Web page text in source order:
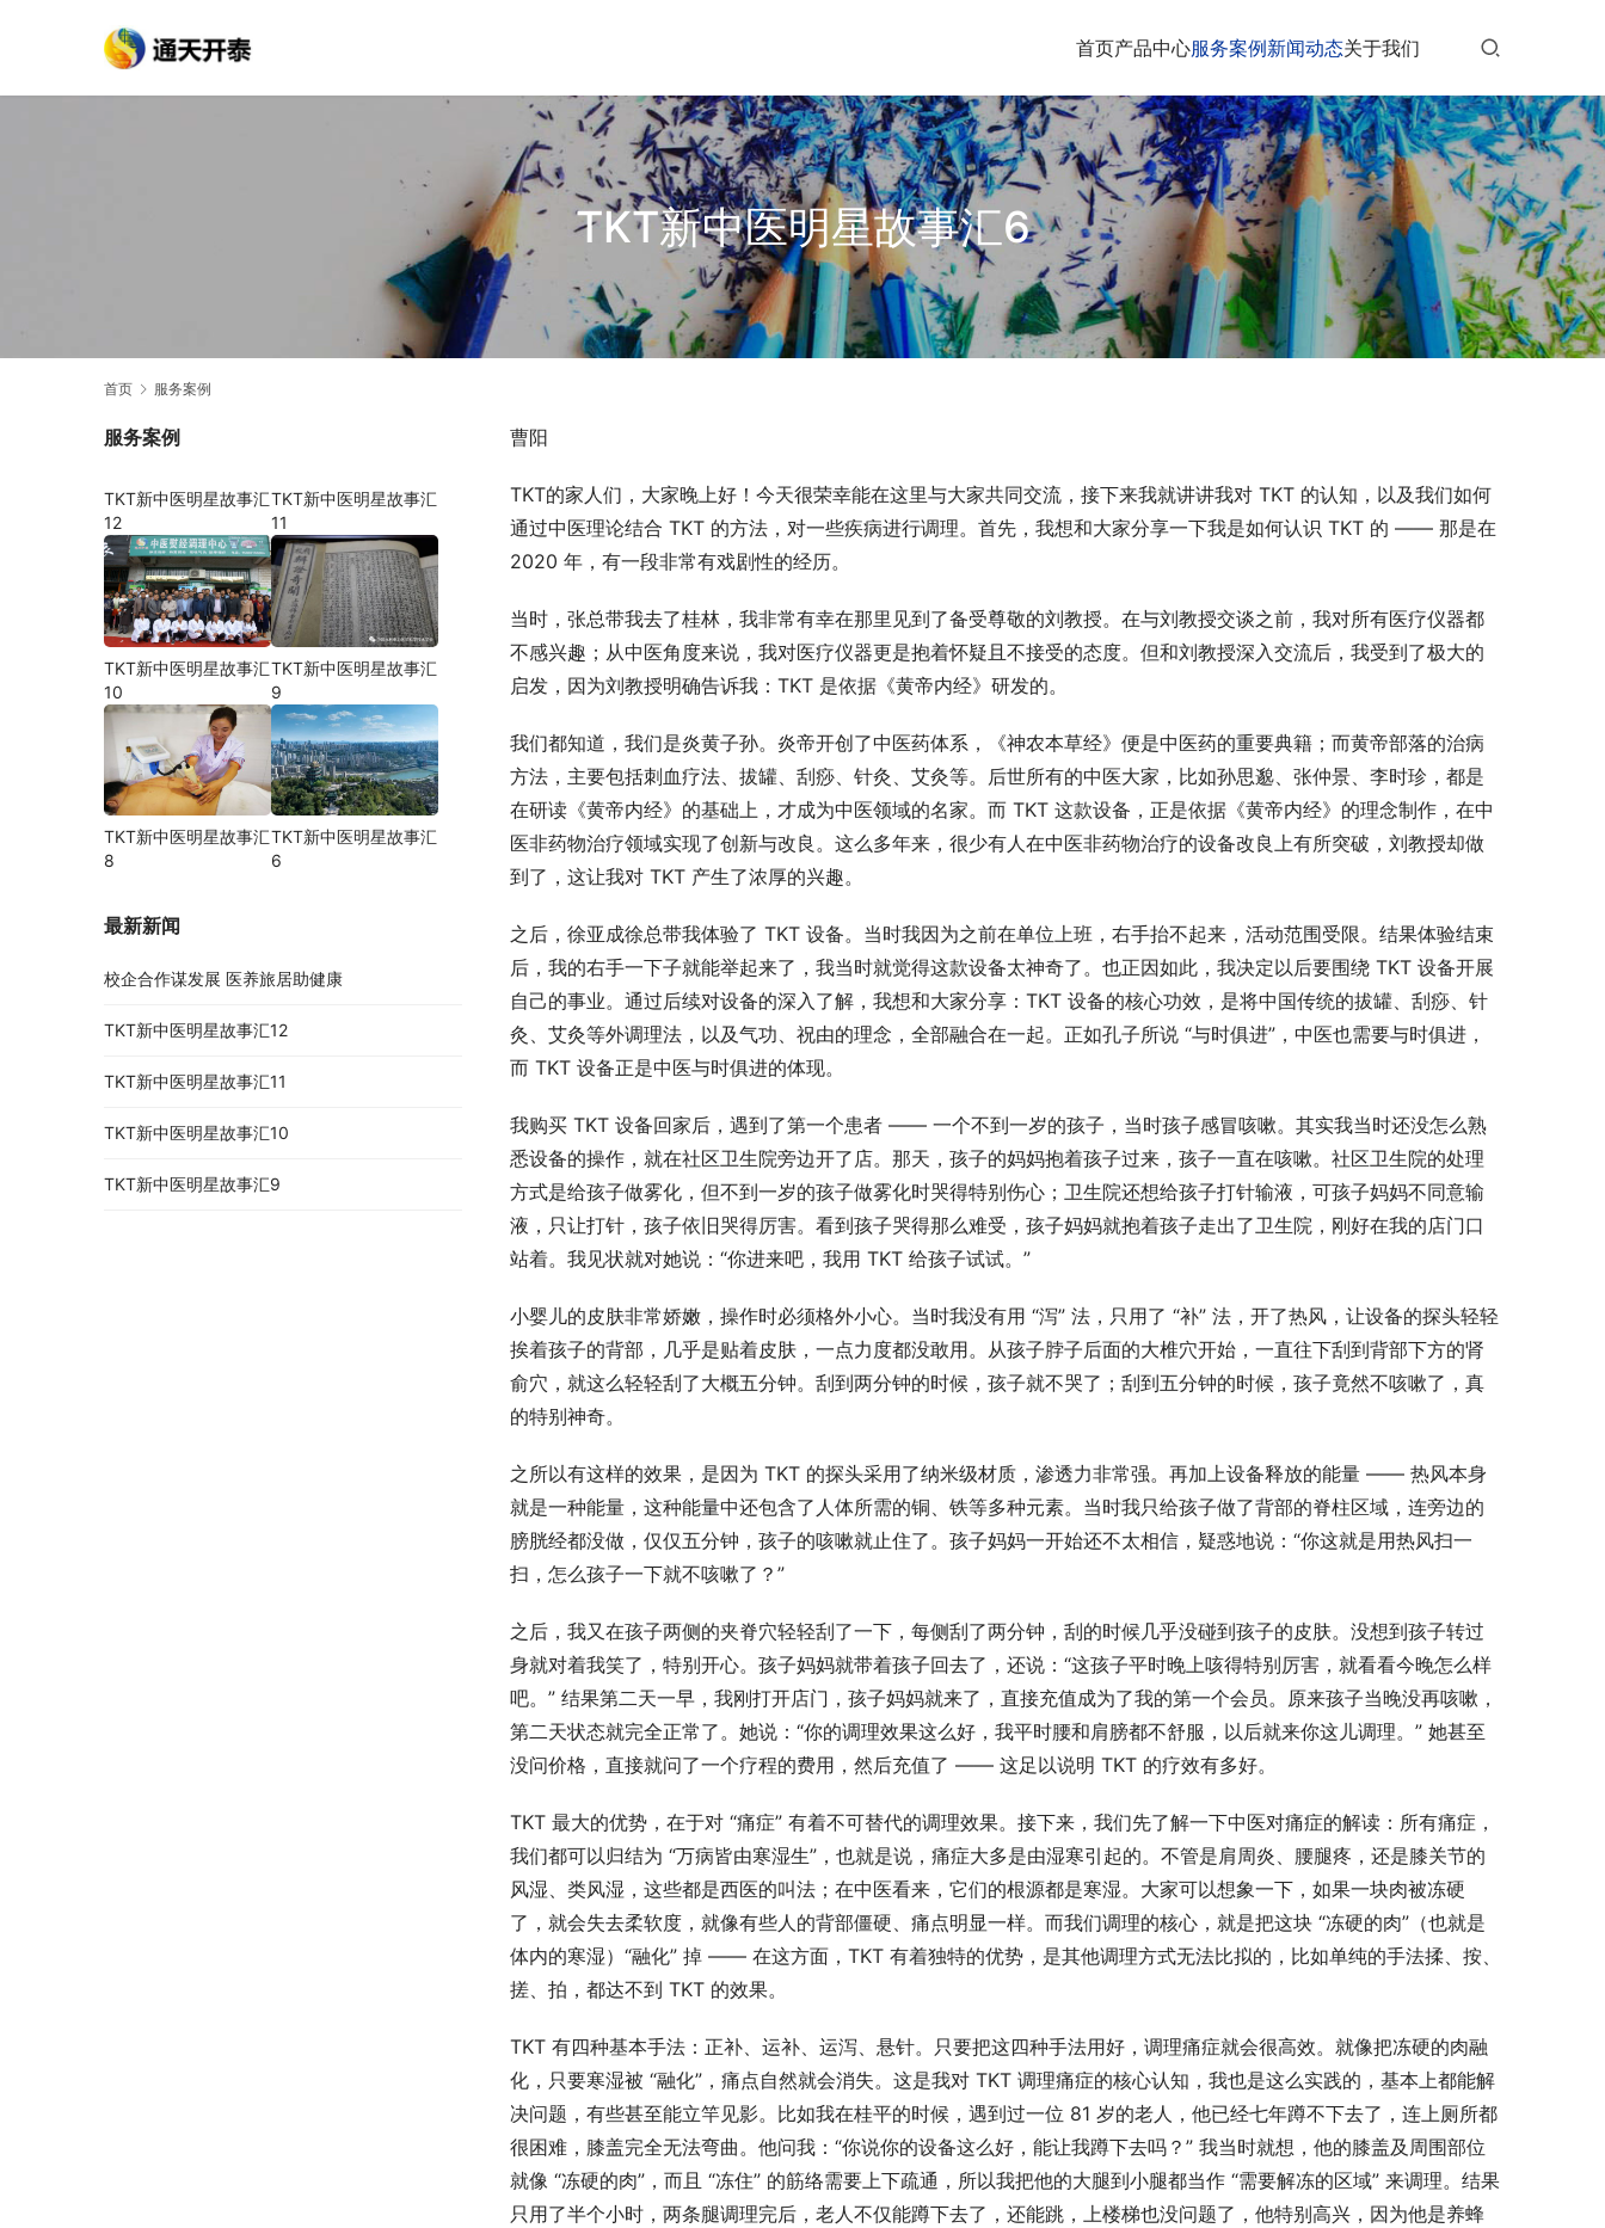
首页产品中心服务案例新闻动态关于我们
TKT新中医明星故事汇6
首页 服务案例
曹阳
TKT的家人们，大家晚上好！今天很荣幸能在这里与大家共同交流，接下来我就讲讲我对 TKT 的认知，以及我们如何
通过中医理论结合 TKT 的方法，对一些疾病进行调理。首先，我想和大家分享一下我是如何认识 TKT 的 —— 那是在
2020 年，有一段非常有戏剧性的经历。​
当时，张总带我去了桂林，我非常有幸在那里见到了备受尊敬的刘教授。在与刘教授交谈之前，我对所有医疗仪器都
不感兴趣；从中医角度来说，我对医疗仪器更是抱着怀疑且不接受的态度。但和刘教授深入交流后，我受到了极大的
启发，因为刘教授明确告诉我：TKT 是依据《黄帝内经》研发的。​
我们都知道，我们是炎黄子孙。炎帝开创了中医药体系，《神农本草经》便是中医药的重要典籍；而黄帝部落的治病
方法，主要包括刺血疗法、拔罐、刮痧、针灸、艾灸等。后世所有的中医大家，比如孙思邈、张仲景、李时珍，都是
在研读《黄帝内经》的基础上，才成为中医领域的名家。而 TKT 这款设备，正是依据《黄帝内经》的理念制作，在中
医非药物治疗领域实现了创新与改良。这么多年来，很少有人在中医非药物治疗的设备改良上有所突破，刘教授却做
到了，这让我对 TKT 产生了浓厚的兴趣。​
之后，徐亚成徐总带我体验了 TKT 设备。当时我因为之前在单位上班，右手抬不起来，活动范围受限。结果体验结束
后，我的右手一下子就能举起来了，我当时就觉得这款设备太神奇了。也正因如此，我决定以后要围绕 TKT 设备开展
自己的事业。通过后续对设备的深入了解，我想和大家分享：TKT 设备的核心功效，是将中国传统的拔罐、刮痧、针
灸、艾灸等外调理法，以及气功、祝由的理念，全部融合在一起。正如孔子所说 “与时俱进”，中医也需要与时俱进，
而 TKT 设备正是中医与时俱进的体现。​
我购买 TKT 设备回家后，遇到了第一个患者 —— 一个不到一岁的孩子，当时孩子感冒咳嗽。其实我当时还没怎么熟
悉设备的操作，就在社区卫生院旁边开了店。那天，孩子的妈妈抱着孩子过来，孩子一直在咳嗽。社区卫生院的处理
方式是给孩子做雾化，但不到一岁的孩子做雾化时哭得特别伤心；卫生院还想给孩子打针输液，可孩子妈妈不同意输
液，只让打针，孩子依旧哭得厉害。看到孩子哭得那么难受，孩子妈妈就抱着孩子走出了卫生院，刚好在我的店门口
站着。我见状就对她说：“你进来吧，我用 TKT 给孩子试试。”​
小婴儿的皮肤非常娇嫩，操作时必须格外小心。当时我没有用 “泻” 法，只用了 “补” 法，开了热风，让设备的探头轻轻
挨着孩子的背部，几乎是贴着皮肤，一点力度都没敢用。从孩子脖子后面的大椎穴开始，一直往下刮到背部下方的肾
俞穴，就这么轻轻刮了大概五分钟。刮到两分钟的时候，孩子就不哭了；刮到五分钟的时候，孩子竟然不咳嗽了，真
的特别神奇。​
之所以有这样的效果，是因为 TKT 的探头采用了纳米级材质，渗透力非常强。再加上设备释放的能量 —— 热风本身
就是一种能量，这种能量中还包含了人体所需的铜、铁等多种元素。当时我只给孩子做了背部的脊柱区域，连旁边的
膀胱经都没做，仅仅五分钟，孩子的咳嗽就止住了。孩子妈妈一开始还不太相信，疑惑地说：“你这就是用热风扫一
扫，怎么孩子一下就不咳嗽了？”​
之后，我又在孩子两侧的夹脊穴轻轻刮了一下，每侧刮了两分钟，刮的时候几乎没碰到孩子的皮肤。没想到孩子转过
身就对着我笑了，特别开心。孩子妈妈就带着孩子回去了，还说：“这孩子平时晚上咳得特别厉害，就看看今晚怎么样
吧。” 结果第二天一早，我刚打开店门，孩子妈妈就来了，直接充值成为了我的第一个会员。原来孩子当晚没再咳嗽，
第二天状态就完全正常了。她说：“你的调理效果这么好，我平时腰和肩膀都不舒服，以后就来你这儿调理。” 她甚至
没问价格，直接就问了一个疗程的费用，然后充值了 —— 这足以说明 TKT 的疗效有多好。​
TKT 最大的优势，在于对 “痛症” 有着不可替代的调理效果。接下来，我们先了解一下中医对痛症的解读：所有痛症，
我们都可以归结为 “万病皆由寒湿生”，也就是说，痛症大多是由湿寒引起的。不管是肩周炎、腰腿疼，还是膝关节的
风湿、类风湿，这些都是西医的叫法；在中医看来，它们的根源都是寒湿。大家可以想象一下，如果一块肉被冻硬
了，就会失去柔软度，就像有些人的背部僵硬、痛点明显一样。而我们调理的核心，就是把这块 “冻硬的肉”（也就是
体内的寒湿）“融化” 掉 —— 在这方面，TKT 有着独特的优势，是其他调理方式无法比拟的，比如单纯的手法揉、按、
搓、拍，都达不到 TKT 的效果。​
TKT 有四种基本手法：正补、运补、运泻、悬针。只要把这四种手法用好，调理痛症就会很高效。就像把冻硬的肉融
化，只要寒湿被 “融化”，痛点自然就会消失。这是我对 TKT 调理痛症的核心认知，我也是这么实践的，基本上都能解
决问题，有些甚至能立竿见影。比如我在桂平的时候，遇到过一位 81 岁的老人，他已经七年蹲不下去了，连上厕所都
很困难，膝盖完全无法弯曲。他问我：“你说你的设备这么好，能让我蹲下去吗？” 我当时就想，他的膝盖及周围部位
就像 “冻硬的肉”，而且 “冻住” 的筋络需要上下疏通，所以我把他的大腿到小腿都当作 “需要解冻的区域” 来调理。结果
只用了半个小时，两条腿调理完后，老人不仅能蹲下去了，还能跳，上楼梯也没问题了，他特别高兴，因为他是养蜂
服务案例
TKT新中医明星故事汇
12
TKT新中医明星故事汇
11
TKT新中医明星故事汇
10
TKT新中医明星故事汇
9
TKT新中医明星故事汇
8
TKT新中医明星故事汇
6
最新新闻
校企合作谋发展 医养旅居助健康
TKT新中医明星故事汇12
TKT新中医明星故事汇11
TKT新中医明星故事汇10
TKT新中医明星故事汇9